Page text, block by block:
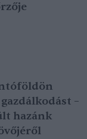
–
hazánk